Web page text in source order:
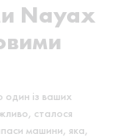
Nayax
один із ваших
сталося
машини, яка,